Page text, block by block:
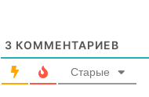
3 КОММЕНТАРИЕВ
Старые